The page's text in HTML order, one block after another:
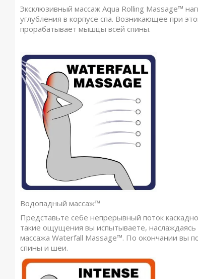
Эксклюзивный массаж Aqua Rolling Massage™
углубления в корпусе спа. Возникающее при
прорабатывает мышцы всей спины.
Водопадный массаж™
Представьте себе непрерывный поток
такие ощущения вы испытываете,
массажа Waterfall Massage™. По окончании вы
спины и шеи.